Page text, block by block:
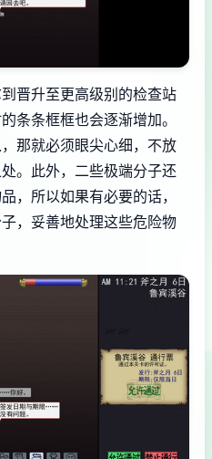
晋升至更高级别的检查站
条条框框也会逐渐增加。
那就必须眼尖心细，不放
。此外，二些极端分子还
，所以如果有必要的话，
，妥善地处理这些危险物